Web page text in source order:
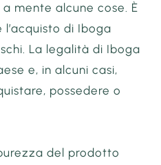
mente alcune cose. È
di Iboga
La legalità di Iboga
e, in alcuni casi,
possedere o
del prodotto